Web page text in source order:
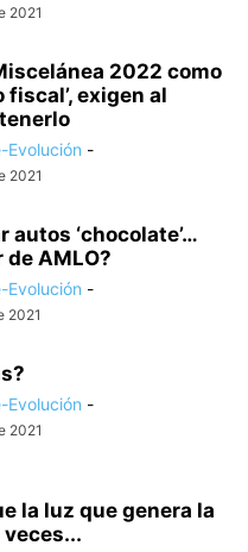
2021
2022 como
fiscal’, exigen al
Evolución -
2021
autos ‘chocolate’…
de AMLO?
Evolución -
2021
Evolución -
2021
la luz que genera la
veces...